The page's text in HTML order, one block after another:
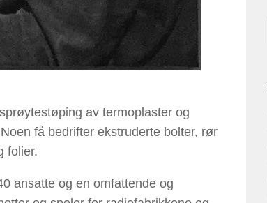
av termoplaster og
få bedrifter ekstruderte bolter, rør
folier.
ansatte og en omfattende og